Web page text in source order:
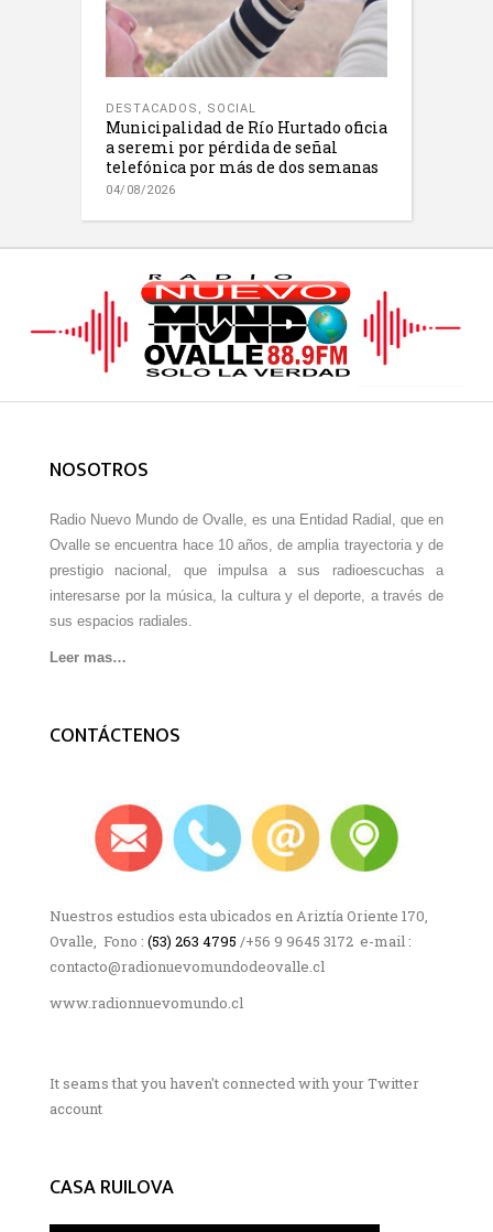
DESTACADOS , SOCIAL
Municipalidad de Río Hurtado oficia
a seremi por pérdida de señal
telefónica por más de dos semanas
04/08/2026
NOSOTROS
Radio Nuevo Mundo de Ovalle, es una Entidad Radial, que en
Ovalle se encuentra hace 10 años, de amplia trayectoria y de
prestigio nacional, que impulsa a sus radioescuchas a
interesarse por la música, la cultura y el deporte, a través de
sus espacios radiales.
Leer mas…
CONTÁCTENOS
Nuestros estudios esta ubicados en Ariztía Oriente 170,
Ovalle, Fono : (53) 263 4795 /+56 9 9645 3172 e-mail :
contacto@radionuevomundodeovalle.cl
www.radionnuevomundo.cl
It seams that you haven't connected with your Twitter
account
CASA RUILOVA